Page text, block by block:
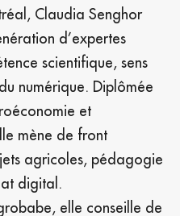
Claudia Senghor
d’expertes
scientifique, sens
numérique. Diplômée
et
mène de front
agricoles, pédagogie
digital.
elle conseille de